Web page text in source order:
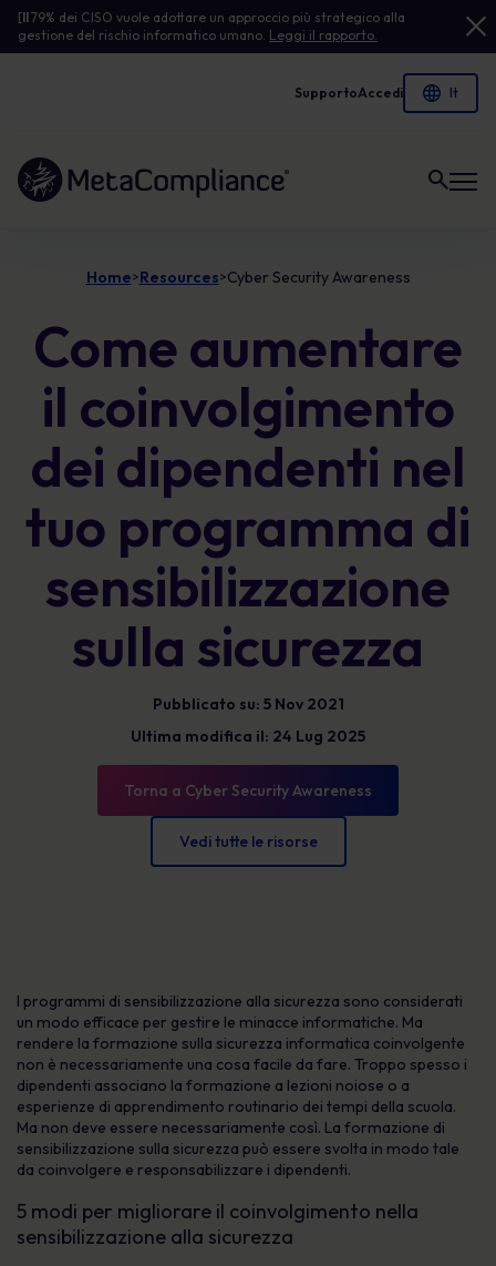
[Il79% dei CISO vuole adottare un approccio più strategico alla
gestione del rischio informatico umano. Leggi il rapporto.
SupportoAccedi
Link alla homepage
Home>Resources>Cyber Security Awareness
Come aumentare
il coinvolgimento
dei dipendenti nel
tuo programma di
sensibilizzazione
sulla sicurezza
Pubblicato su: 5 Nov 2021
Ultima modifica il: 24 Lug 2025
Torna a Cyber Security Awareness
Vedi tutte le risorse
I programmi di sensibilizzazione alla sicurezza sono considerati
un modo efficace per gestire le minacce informatiche. Ma
rendere la formazione sulla sicurezza informatica coinvolgente
non è necessariamente una cosa facile da fare. Troppo spesso i
dipendenti associano la formazione a lezioni noiose o a
esperienze di apprendimento routinario dei tempi della scuola.
Ma non deve essere necessariamente così. La formazione di
sensibilizzazione sulla sicurezza può essere svolta in modo tale
da coinvolgere e responsabilizzare i dipendenti.
5 modi per migliorare il coinvolgimento nella
sensibilizzazione alla sicurezza